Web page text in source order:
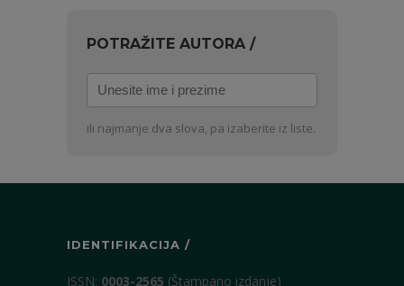
POTRAŽITE AUTORA /
Unesite
ime
iili najmanje dva slova, pa izaberite iz liste.
IDENTIFIKACIJA /
ISSN: 0003-2565 (Štampano izdanje)